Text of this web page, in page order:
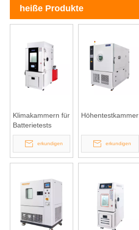
heiße Produkte
Klimakammern für
Batterietests
erkundigen
Höhentestkammer
erkundigen